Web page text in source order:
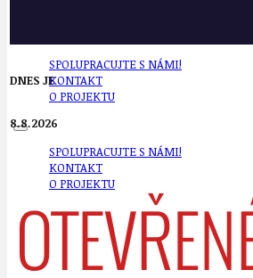
SPOLUPRACUJTE S NÁMI!
KONTAKT
O PROJEKTU
SPOLUPRACUJTE S NÁMI!
KONTAKT
O PROJEKTU
DNES JE
8.8.2026